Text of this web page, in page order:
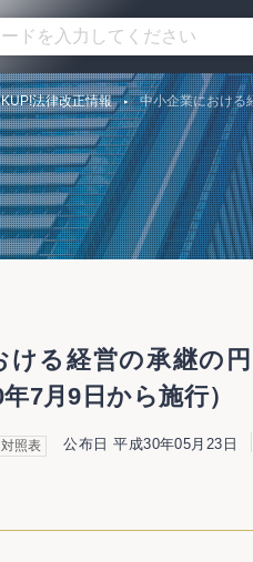
法律改正情報 中小企業における
ける経営の承継の
7月9日から施行）
照表 公布日 平成30年05月23日